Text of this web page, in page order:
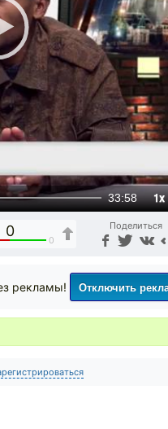
33:58 1x
0
0
Поделиться
рекламы! Отключить